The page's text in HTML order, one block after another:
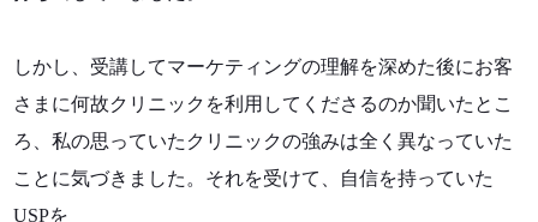
しかし、受講してマーケティングの理解を深めた後にお客
さまに何故クリニックを利用してくださるのか聞いたとこ
ろ、私の思っていたクリニックの強みは全く異なっていた
ことに気づきました。それを受けて、自信を持っていた
USPを